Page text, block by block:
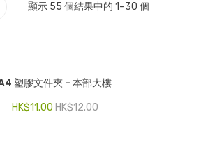
顯示 55 個結果中的 1–30 個
塑膠文件夾 – 本部大樓
HK$12.00
HK$11.00